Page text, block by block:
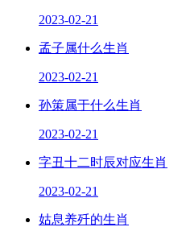
2023-02-21
孟子属什么生肖
2023-02-21
孙策属于什么生肖
2023-02-21
字丑十二时辰对应生肖
2023-02-21
姑息养歼的生肖